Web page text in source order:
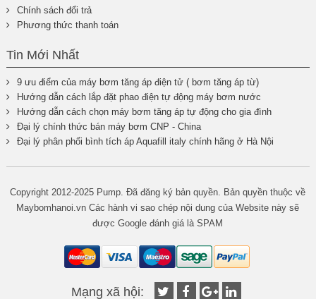
Chính sách đổi trả
Phương thức thanh toán
Tin Mới Nhất
9 ưu điểm của máy bơm tăng áp điện tử ( bơm tăng áp từ)
Hướng dẫn cách lắp đặt phao điện tự động máy bơm nước
Hướng dẫn cách chọn máy bơm tăng áp tự động cho gia đình
Đại lý chính thức bán máy bơm CNP - China
Đại lý phân phối bình tích áp Aquafill italy chính hãng ở Hà Nội
Copyright 2012-2025 Pump. Đã đăng ký bản quyền. Bản quyền thuộc về
Maybomhanoi.vn Các hành vi sao chép nội dung của Website này sẽ
được Google đánh giá là SPAM
Mạng xã hội: